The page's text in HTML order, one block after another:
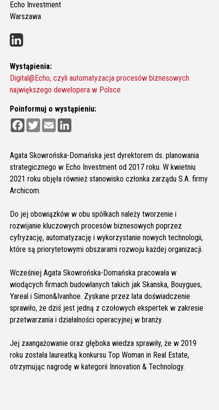
Echo Investment
Warszawa
Wystąpienia:
Digital@Echo, czyli automatyzacja procesów biznesowych
największego dewelopera w Polsce
Poinformuj o wystąpieniu:
F
a
b
o
o
k
T
w
t
e
r
E
m
l
e
d
I
n
Agata Skowrońska-Domańska jest dyrektorem ds. planowania
strategicznego w Echo Investment od 2017 roku. W kwietniu
2021 roku objęła również stanowisko członka zarządu S.A. firmy
Archicom.
Do jej obowiązków w obu spółkach należy tworzenie i
rozwijanie kluczowych procesów biznesowych poprzez
cyfryzację, automatyzację i wykorzystanie nowych technologii,
które są priorytetowymi obszarami rozwoju każdej organizacji.
Wcześniej Agata Skowrońska-Domańska pracowała w
wiodących firmach budowlanych takich jak Skanska, Bouygues,
Yareal i Simon&Ivanhoe. Zyskane przez lata doświadczenie
sprawiło, że dziś jest jedną z czołowych ekspertek w zakresie
przetwarzania i działalności operacyjnej w branży.
Jej zaangażowanie oraz głęboka wiedza sprawiły, że w 2019
roku została laureatką konkursu Top Woman in Real Estate,
otrzymując nagrodę w kategorii Innovation & Technology.